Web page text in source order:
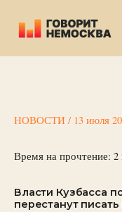
содержимому
НОВОСТИ / 13 июля
Время на прочтение: 2
Власти Кузбасса
перестанут